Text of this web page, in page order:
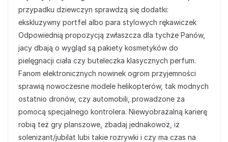
przypadku dziewczyn sprawdzą się dodatki:
ekskluzywny portfel albo para stylowych rękawiczek
Odpowiednią propozycją zwłaszcza dla tychże Panów,
jacy dbają o wygląd są pakiety kosmetyków do
pielęgnacji ciała czy buteleczka klasycznych perfum.
Fanom elektronicznych nowinek ogrom przyjemności
sprawią nowoczesne modele helikopterów, tak modnych
ostatnio dronów, czy automobili, prowadzone za
pomocą specjalnego kontrolera. Niewyobrażalną karierę
robią też gry planszowe, zbadaj jednakowoż, iż
solenizant/jubilat lubi takie rozrywki i czy ma czas na